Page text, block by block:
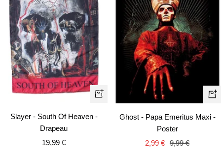
Ajouter
Slayer - South Of Heaven -
Drapeau
Prix
19,99 €
Ghost - Papa Emeritus Maxi -
Poster
Prix
2,99 € Prix
9,99 €